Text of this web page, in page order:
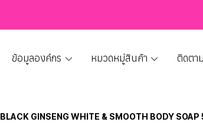
ข้อมูลองค์กร หมวดหมู่สินค้า ติดตา
BLACK GINSENG WHITE & SMOOTH BODY SOAP